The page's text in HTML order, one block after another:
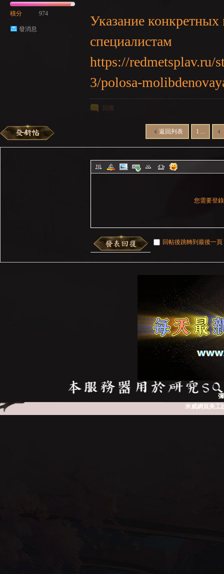
積分 974
發消息
Указание конкретных
специалистам
https://redmetsplav.ru/
3/polosa-
回復
1 ...
返回列表
您需要登
回帖後跳轉到最後一頁
米威網頁美工